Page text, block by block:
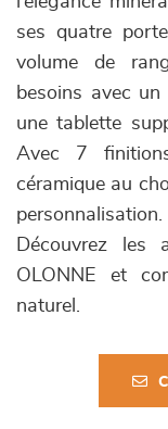
ses quatre
volume de
besoins avec
une tablette
Avec 7
céramique au
personnalisation.
Découvrez les
OLONNE et
naturel.